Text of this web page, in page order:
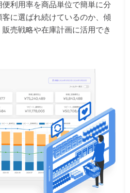
利用率を商品単位で簡単に分
に選ばれ続けているのか、傾
売戦略や在庫計画に活用でき